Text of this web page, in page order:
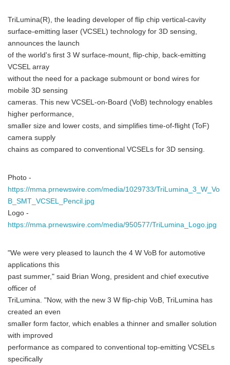
TriLumina(R), the leading developer of flip chip vertical-cavity
surface-emitting laser (VCSEL) technology for 3D sensing,
announces the launch
of the world's first 3 W surface-mount, flip-chip, back-emitting
VCSEL array
without the need for a package submount or bond wires for
mobile 3D sensing
cameras. This new VCSEL-on-Board (VoB) technology enables
higher performance,
smaller size and lower costs, and simplifies time-of-flight (ToF)
camera supply
chains as compared to conventional VCSELs for 3D sensing.
Photo -
https://mma.prnewswire.com/media/1029733/TriLumina_3_W_Vo
B_SMT_VCSEL_Pencil.jpg
Logo -
https://mma.prnewswire.com/media/950577/TriLumina_Logo.jpg
"We were very pleased to launch the 4 W VoB for automotive
applications this
past summer," said Brian Wong, president and chief executive
officer of
TriLumina. "Now, with the new 3 W flip-chip VoB, TriLumina has
created an even
smaller form factor, which enables a thinner and smaller solution
with improved
performance as compared to conventional top-emitting VCSELs
specifically